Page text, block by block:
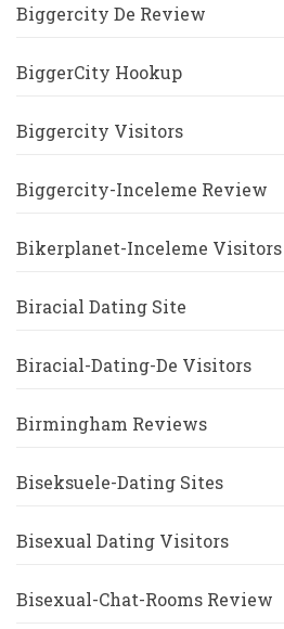
Biggercity De Review
BiggerCity Hookup
Biggercity Visitors
Biggercity-Inceleme Review
Bikerplanet-Inceleme Visitors
Biracial Dating Site
Biracial-Dating-De Visitors
Birmingham Reviews
Biseksuele-Dating Sites
Bisexual Dating Visitors
Bisexual-Chat-Rooms Review